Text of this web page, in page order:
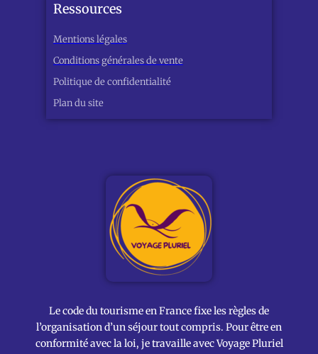
Ressources
Mentions légales
Conditions générales de vente
Politique de confidentialité
Plan du site
Le code du tourisme en France fixe les règles de
l’organisation d’un séjour tout compris. Pour être en
conformité avec la loi, je travaille avec Voyage Pluriel